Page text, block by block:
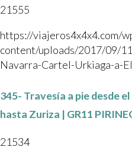
21555
https://viajeros4x4x4.com/
content/uploads/2017/09/
Navarra-Cartel-Urkiaga-a-
345- Travesía a pie desde
hasta Zuriza | GR11
21534